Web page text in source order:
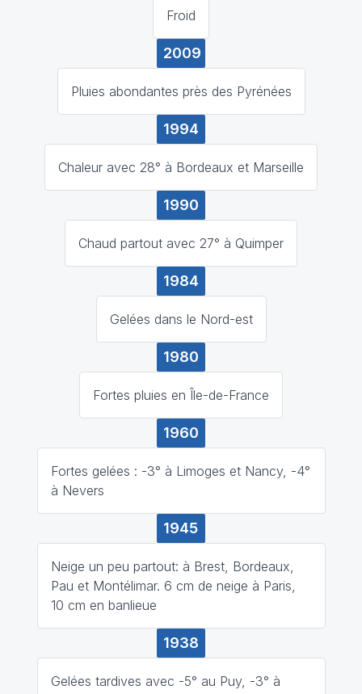
Froid
2009
Pluies abondantes près des Pyrénées
1994
Chaleur avec 28° à Bordeaux et Marseille
1990
Chaud partout avec 27° à Quimper
1984
Gelées dans le Nord-est
1980
Fortes pluies en Île-de-France
1960
Fortes gelées : -3° à Limoges et Nancy, -4°
à Nevers
1945
Neige un peu partout: à Brest, Bordeaux,
Pau et Montélimar. 6 cm de neige à Paris,
10 cm en banlieue
1938
Gelées tardives avec -5° au Puy, -3° à